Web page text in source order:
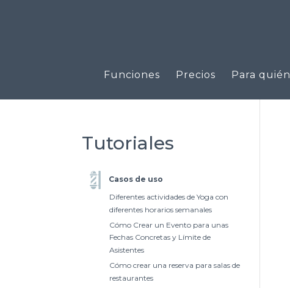
Funciones Precios Para quién
Tutoriales
Casos de uso
Diferentes actividades de Yoga con
diferentes horarios semanales
Cómo Crear un Evento para unas
Fechas Concretas y Límite de
Asistentes
Cómo crear una reserva para salas de
restaurantes